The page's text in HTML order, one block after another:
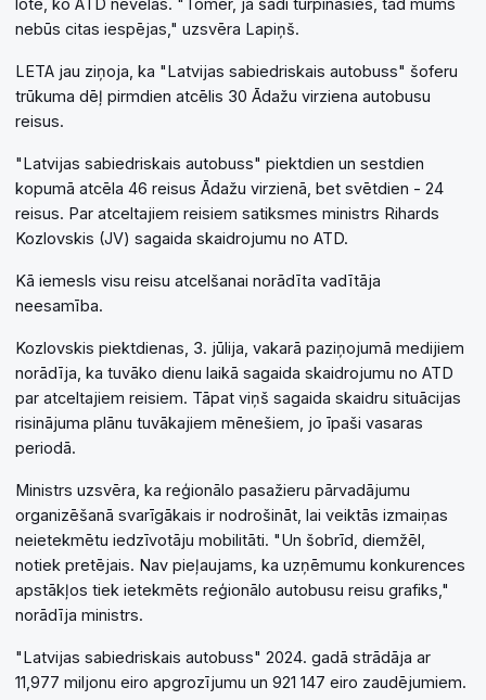
nebūs citas iespējas," uzsvēra Lapiņš.
LETA jau ziņoja, ka "Latvijas sabiedriskais autobuss" šoferu
trūkuma dēļ pirmdien atcēlis 30 Ādažu virziena autobusu
reisus.
"Latvijas sabiedriskais autobuss" piektdien un sestdien
kopumā atcēla 46 reisus Ādažu virzienā, bet svētdien - 24
reisus. Par atceltajiem reisiem satiksmes ministrs Rihards
Kozlovskis (JV) sagaida skaidrojumu no ATD.
Kā iemesls visu reisu atcelšanai norādīta vadītāja
neesamība.
Kozlovskis piektdienas, 3. jūlija, vakarā paziņojumā medijiem
norādīja, ka tuvāko dienu laikā sagaida skaidrojumu no ATD
par atceltajiem reisiem. Tāpat viņš sagaida skaidru situācijas
risinājuma plānu tuvākajiem mēnešiem, jo īpaši vasaras
periodā.
Ministrs uzsvēra, ka reģionālo pasažieru pārvadājumu
organizēšanā svarīgākais ir nodrošināt, lai veiktās izmaiņas
neietekmētu iedzīvotāju mobilitāti. "Un šobrīd, diemžēl,
notiek pretējais. Nav pieļaujams, ka uzņēmumu konkurences
apstākļos tiek ietekmēts reģionālo autobusu reisu grafiks,"
norādīja ministrs.
"Latvijas sabiedriskais autobuss" 2024. gadā strādāja ar
11,977 miljonu eiro apgrozījumu un 921 147 eiro zaudējumiem.